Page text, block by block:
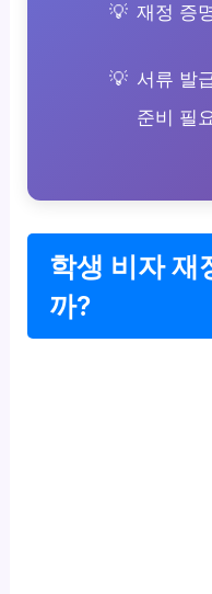
재정 증
서류 발
준비 필
학생 비자 재
까?